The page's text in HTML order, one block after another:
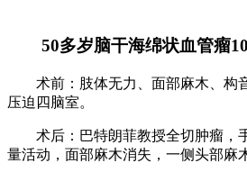
50多岁脑干海绵状血管瘤
术前：肢体无力、面部麻木、构音
压迫四脑室。
术后：巴特朗菲教授全切肿瘤，手
量活动，面部麻木消失，一侧头部麻